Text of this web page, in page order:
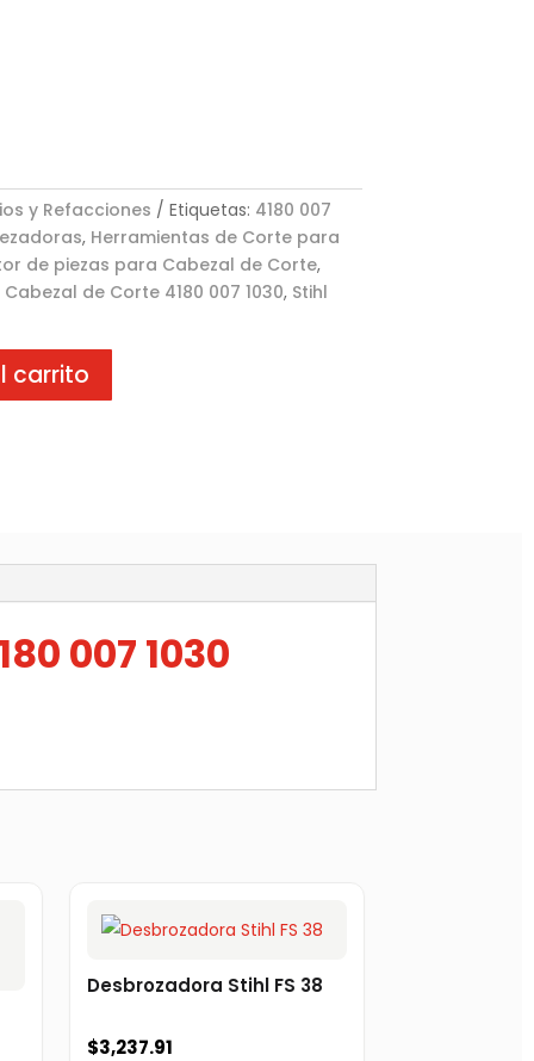
y Refacciones Etiquetas: 4180 007
, Herramientas de Corte para
de piezas para Cabezal de Corte,
de Corte 4180 007 1030, Stihl
carrito
007 1030
Desbrozadora Stihl FS 38
$3,237.91